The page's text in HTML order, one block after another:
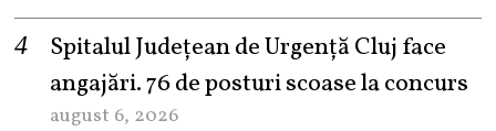
Spitalul Județean de Urgență Cluj face
angajări. 76 de posturi scoase la concurs
august 6, 2026